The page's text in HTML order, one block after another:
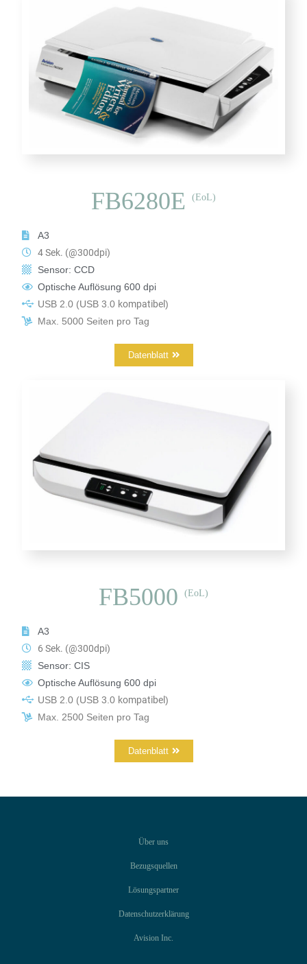
FB6280E (EoL)
A3
4 Sek. (@300dpi)
Sensor: CCD
Optische Auflösung 600 dpi
USB 2.0 (USB 3.0 kompatibel)
Max. 5000 Seiten pro Tag
Datenblatt
FB5000 (EoL)
A3
6 Sek. (@300dpi)
Sensor: CIS
Optische Auflösung 600 dpi
USB 2.0 (USB 3.0 kompatibel)
Max. 2500 Seiten pro Tag
Datenblatt
Über uns
Bezugsquellen
Lösungspartner
Datenschutzerklärung
Avision Inc.